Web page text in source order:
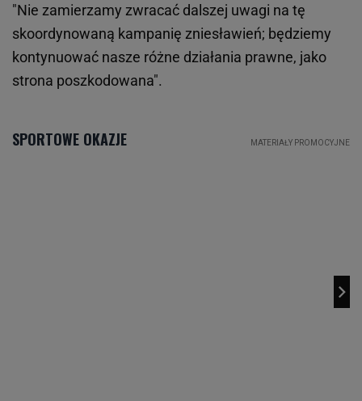
"Nie zamierzamy zwracać dalszej uwagi na tę
skoordynowaną kampanię zniesławień; będziemy
kontynuować nasze różne działania prawne, jako
strona poszkodowana".